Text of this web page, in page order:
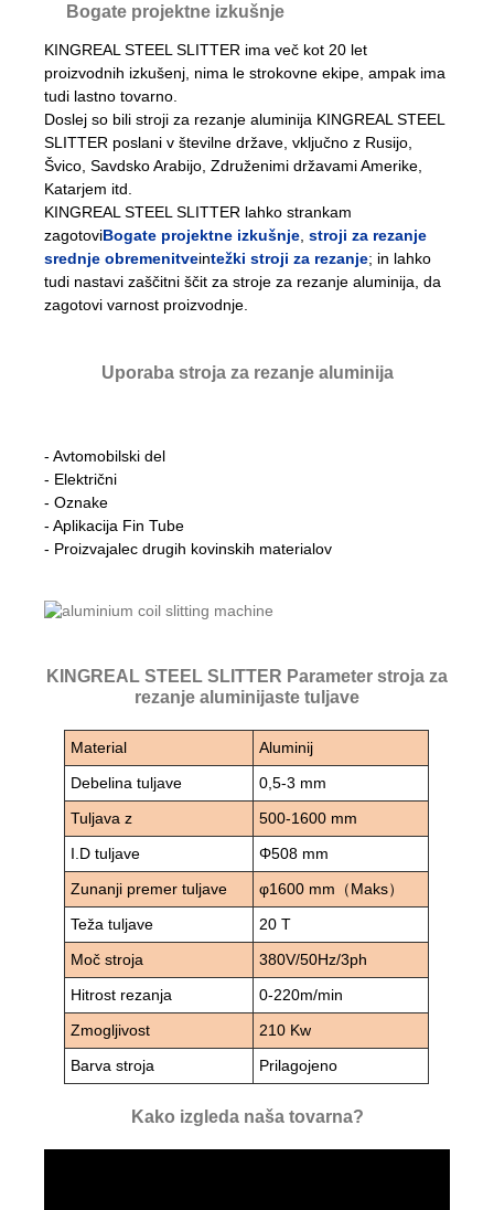
Bogate projektne izkušnje
KINGREAL STEEL SLITTER ima več kot 20 let
proizvodnih izkušenj, nima le strokovne ekipe, ampak ima
tudi lastno tovarno.
Doslej so bili stroji za rezanje aluminija KINGREAL STEEL
SLITTER poslani v številne države, vključno z Rusijo,
Švico, Savdsko Arabijo, Združenimi državami Amerike,
Katarjem itd.
KINGREAL STEEL SLITTER lahko strankam
zagotoviBogate projektne izkušnje stroji za rezanje
srednje obremenitveintežki stroji za rezanje; in lahko
tudi nastavi zaščitni ščit za stroje za rezanje aluminija, da
zagotovi varnost proizvodnje.
Uporaba stroja za rezanje aluminija
- Avtomobilski del
- Električni
- Oznake
- Aplikacija Fin Tube
- Proizvajalec drugih kovinskih materialov
KINGREAL STEEL SLITTER Parameter stroja za
rezanje aluminijaste tuljave
Material
Aluminij
Debelina tuljave
0,5-3 mm
Tuljava z
500-1600 mm
I.D tuljave
Φ508 mm
Zunanji premer tuljave
φ1600 mm（Maks）
Teža tuljave
20 T
Moč stroja
380V/50Hz/3ph
Hitrost rezanja
0-220m/min
Zmogljivost
210 Kw
Barva stroja
Prilagojeno
Kako izgleda naša tovarna?